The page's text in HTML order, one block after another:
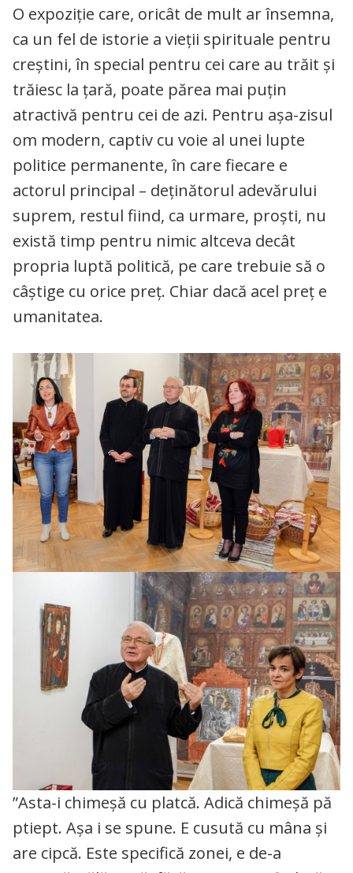
O expoziție care, oricât de mult ar însemna,
ca un fel de istorie a vieții spirituale pentru
creștini, în special pentru cei care au trăit și
trăiesc la țară, poate părea mai puțin
atractivă pentru cei de azi. Pentru așa-zisul
om modern, captiv cu voie al unei lupte
politice permanente, în care fiecare e
actorul principal – deținătorul adevărului
suprem, restul fiind, ca urmare, proști, nu
există timp pentru nimic altceva decât
propria luptă politică, pe care trebuie să o
câștige cu orice preț. Chiar dacă acel preț e
umanitatea.
”Asta-i chimeșă cu platcă. Adică chimeșă pă
ptiept. Așa i se spune. E cusută cu mâna și
are cipcă. Este specifică zonei, e de-a